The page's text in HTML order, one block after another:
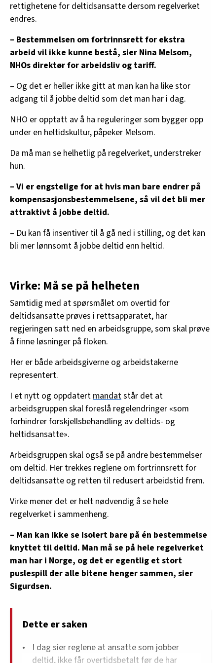
rettighetene for deltidsansatte dersom regelverket
endres.
– Bestemmelsen om fortrinnsrett for ekstra
arbeid vil ikke kunne bestå, sier Nina Melsom,
NHOs direktør for arbeidsliv og tariff.
– Og det er heller ikke gitt at man kan ha like stor
adgang til å jobbe deltid som det man har i dag.
NHO er opptatt av å ha reguleringer som bygger opp
under en heltidskultur, påpeker Melsom.
Da må man se helhetlig på regelverket, understreker
hun.
– Vi er engstelige for at hvis man bare endrer på
kompensasjonsbestemmelsene, så vil det bli mer
attraktivt å jobbe deltid.
– Du kan få insentiver til å gå ned i stilling, og det kan
bli mer lønnsomt å jobbe deltid enn heltid.
Virke: Må se på helheten
Samtidig med at spørsmålet om overtid for
deltidsansatte prøves i rettsapparatet, har
regjeringen satt ned en arbeidsgruppe, som skal prøve
å finne løsninger på floken.
Her er både arbeidsgiverne og arbeidstakerne
representert.
I et nytt og oppdatert mandatstår det at
arbeidsgruppen skal foreslå regelendringer «som
forhindrer forskjellsbehandling av deltids- og
heltidsansatte».
Arbeidsgruppen skal også se på andre bestemmelser
om deltid. Her trekkes reglene om fortrinnsrett for
deltidsansatte og retten til redusert arbeidstid frem.
Virke mener det er helt nødvendig å se hele
regelverket i sammenheng.
– Man kan ikke se isolert bare på én bestemmelse
knyttet til deltid. Man må se på hele regelverket
man har i Norge, og det er egentlig et stort
puslespill der alle bitene henger sammen, sier
Sigurdsen.
Dette er saken
I dag sier reglene at ansatte som jobber
deltid, ikke får overtidsbetalt før de har